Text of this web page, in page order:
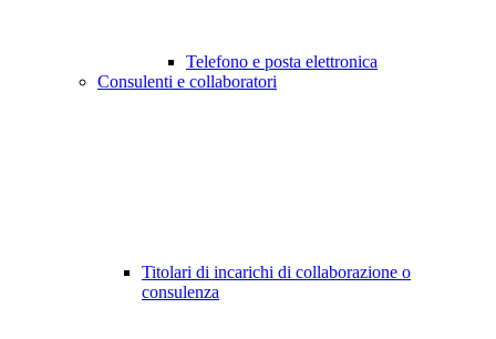
Telefono e posta elettronica
Consulenti e collaboratori
Titolari di incarichi di collaborazione o
consulenza